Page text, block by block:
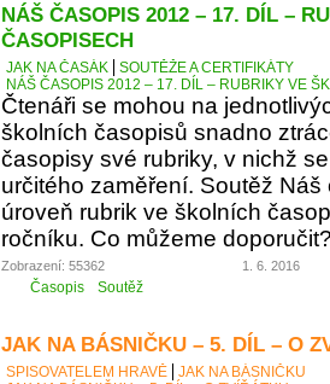
NÁŠ ČASOPIS 2012 – 17. DÍL –
ČASOPISECH
JAK NA ČASÁK
SOUTĚŽE A CERTIFIKÁTY
NÁŠ ČASOPIS 2012 – 17. DÍL – RUBRIKY VE
Čtenáři se mohou na
školních časopisů snadno
časopisy své rubriky, v nichž
určitého zaměření. Soutěž
úroveň rubrik ve školních
ročníku. Co můžeme
Zobrazení: 55362 1. 6. 2016
Časopis Soutěž
JAK NA BÁSNIČKU – 5. DÍL – O
SPISOVATELEM HRAVĚ
JAK NA BÁSNIČKU